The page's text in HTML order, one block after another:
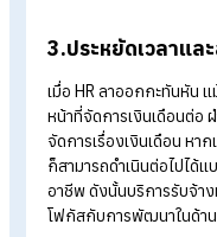
1.คงความต่อเนื่
ประโยชน์
บริการรับจ้างทำเงิน
ต้องรอการสรรหา HR